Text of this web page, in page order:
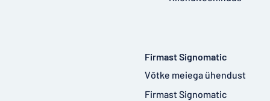
Firmast Signomatic
Võtke meiega ühendust
Firmast Signomatic